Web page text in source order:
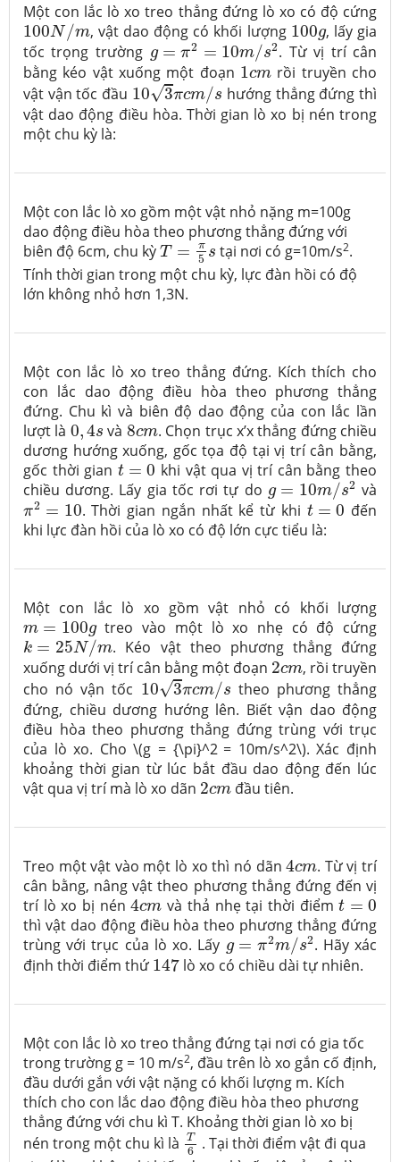
Một con lắc lò xo treo thẳng đứng lò xo có độ cứng
100N /m
100N/m, vật dao động có khối lượng 100g
100g, lấy gia
tốc trọng trường g = π2 = 10m/s2
g=π2=10m/s2
. Từ vị trí cân
bằng kéo vật xuống một đoạn 1cm
1cm rồi truyền cho
vật vận tốc đầu 10√3πcm/s
103πcm /s
hướng thẳng đứng thì
vật dao động điều hòa. Thời gian lò xo bị nén trong
một chu kỳ là:
Một con lắc lò xo gồm một vật nhỏ nặng m=100g
dao động điều hòa theo phương thẳng đứng với
biên độ 6cm, chu kỳ T = π
5 s
T=π5s tại nơi có g=10m/s2.
Tính thời gian trong một chu kỳ, lực đàn hồi có độ
lớn không nhỏ hơn 1,3N.
Một con lắc lò xo treo thẳng đứng. Kích thích cho
con lắc dao động điều hòa theo phương thẳng
đứng. Chu kì và biên độ dao động của con lắc lần
lượt là 0,4s
0,4s và 8cm
8cm. Chọn trục x’x thẳng đứng chiều
dương hướng xuống, gốc tọa độ tại vị trí cân bằng,
gốc thời gian t = 0
t=0
khi vật qua vị trí cân bằng theo
chiều dương. Lấy gia tốc rơi tự do g = 10m/s2
g =10m/s2 và
π2 = 10
π2=10 . Thời gian ngắn nhất kể từ khi t = 0
t=0
đến
khi lực đàn hồi của lò xo có độ lớn cực tiểu là:
Một con lắc lò xo gồm vật nhỏ có khối lượng
m = 100g
m=100g treo vào một lò xo nhẹ có độ cứng
k = 25N/m
k= 25N/m
. Kéo vật theo phương thẳng đứng
xuống dưới vị trí cân bằng một đoạn 2cm
2cm, rồi truyền
cho nó vận tốc 10√3πcm/s
10 3πcm/s
theo phương thẳng
đứng, chiều dương hướng lên. Biết vận dao động
điều hòa theo phương thẳng đứng trùng với trục
của lò xo. Cho \(g = {\pi}^2 = 10m/s^2\). Xác định
khoảng thời gian từ lúc bắt đầu dao động đến lúc
vật qua vị trí mà lò xo dãn 2cm
2cmđầu tiên.
Treo một vật vào một lò xo thì nó dãn4cm
4cm. Từ vị trí
cân bằng, nâng vật theo phương thẳng đứng đến vị
trí lò xo bị nén4cm
4cmvà thả nhẹ tại thời điểmt = 0
t=0
thì vật dao động điều hòa theo phương thẳng đứng
trùng với trục của lò xo. Lấy g = π2m/s2
g =π2m/s2 . Hãy xác
định thời điểm thứ 147
147lò xo có chiều dài tự nhiên.
Một con lắc lò xo treo thẳng đứng tại nơi có gia tốc
trong trường g = 10 m/s2, đầu trên lò xo gắn cố định,
đầu dưới gắn với vật nặng có khối lượng m. Kích
thích cho con lắc dao động điều hòa theo phương
thẳng đứng với chu kì T. Khoảng thời gian lò xo bị
nén trong một chu kì là
T
6
T6. Tại thời điểm vật đi qua